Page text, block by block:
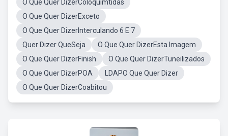
O Que Quer DizerColoquimtidas
O Que Quer DizerExceto
O Que Quer DizerInterculando 6 E 7
Quer Dizer QueSeja
O Que Quer DizerEsta Imagem
O Que Quer DizerFinish
O Que Quer DizerTuneilizados
O Que Quer DizerPOA
LDAPO Que Quer Dizer
O Que Quer DizerCoabitou